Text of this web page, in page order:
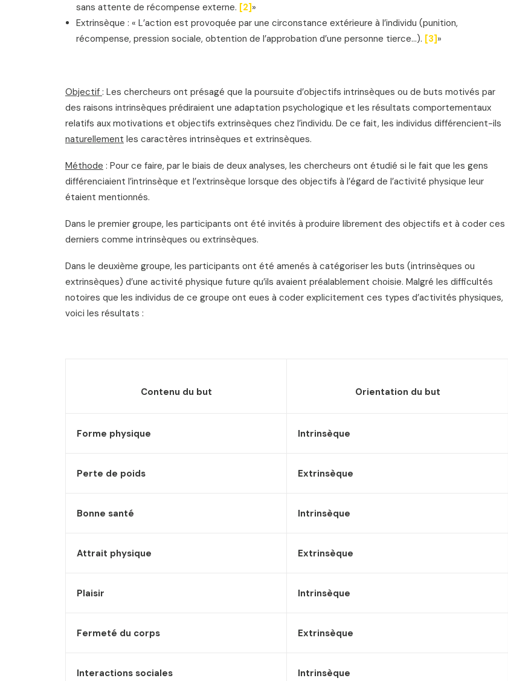
sans attente de récompense externe. [2]»
Extrinsèque : « L’action est provoquée par une circonstance extérieure à l’individu (punition,
récompense, pression sociale, obtention de l’approbation d’une personne tierce…). [3]»
Objectif : Les chercheurs ont présagé que la poursuite d’objectifs intrinsèques ou de buts motivés par
des raisons intrinsèques prédiraient une adaptation psychologique et les résultats comportementaux
relatifs aux motivations et objectifs extrinsèques chez l’individu. De ce fait, les individus différencient-ils
naturellement les caractères intrinsèques et extrinsèques.
Méthode : Pour ce faire, par le biais de deux analyses, les chercheurs ont étudié si le fait que les gens
différenciaient l’intrinsèque et l’extrinsèque lorsque des objectifs à l’égard de l’activité physique leur
étaient mentionnés.
Dans le premier groupe, les participants ont été invités à produire librement des objectifs et à coder ces
derniers comme intrinsèques ou extrinsèques.
Dans le deuxième groupe, les participants ont été amenés à catégoriser les buts (intrinsèques ou
extrinsèques) d’une activité physique future qu’ils avaient préalablement choisie. Malgré les difficultés
notoires que les individus de ce groupe ont eues à coder explicitement ces types d’activités physiques,
voici les résultats :
Contenu du but Orientation du but
Forme physique Intrinsèque
Perte de poids Extrinsèque
Bonne santé Intrinsèque
Attrait physique Extrinsèque
Plaisir Intrinsèque
Fermeté du corps Extrinsèque
Interactions sociales Intrinsèque